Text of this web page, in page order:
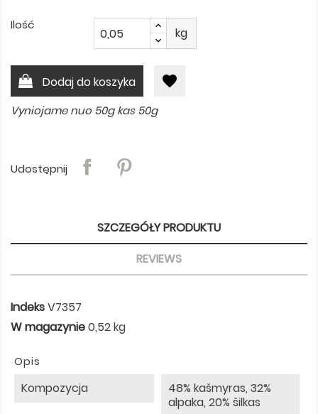
Ilość
kg
Dodaj do koszyka favorite
Vyniojame nuo 50g kas 50g
Udostępnij
SZCZEGÓŁY PRODUKTU
REVIEWS
IndeksV7357
W magazynie0,52 kg
Opis
Kompozycja
48% kašmyras, 32%
alpaka, 20% šilkas